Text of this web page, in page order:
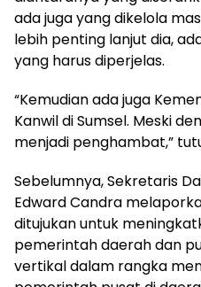
ada juga yang dikelola
lebih penting lanjut dia,
yang harus diperjelas.
“Kemudian ada juga
Kanwil di Sumsel. Meski
menjadi penghambat,”
Sebelumnya, Sekretaris
Edward Candra
ditujukan untuk
pemerintah daerah dan
vertikal dalam rangka